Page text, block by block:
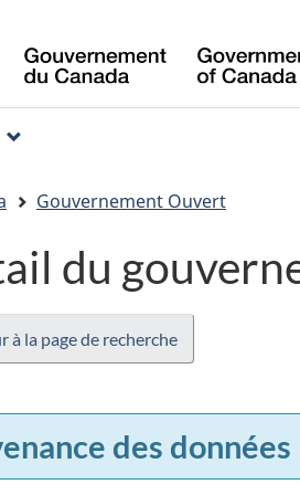
PRINCIPAL
Gouvernement Ouvert
du
à la page de recherche
des données